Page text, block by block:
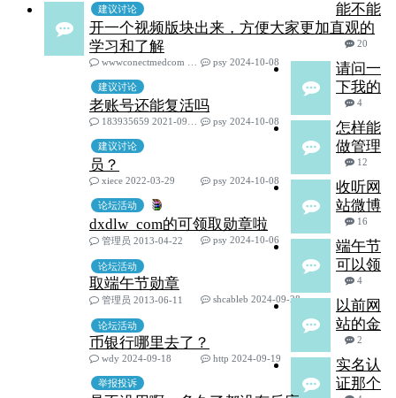
建议讨论
能不能
开一个视频版块出来，方便大家更加直观的
学习和了解
20
wwwconectmedcom 2021-11-01
psy 2024-10-08
建议讨论
请问一
下我的
老账号还能复活吗
4
183935659 2021-09-02
psy 2024-10-08
建议讨论
怎样能
做管理
员？
12
xiece 2022-03-29
psy 2024-10-08
论坛活动
收听网
站微博
dxdlw_com的可领取勋章啦
16
管理员 2013-04-22
psy 2024-10-06
论坛活动
端午节
可以领
取端午节勋章
4
管理员 2013-06-11
shcableb 2024-09-28
论坛活动
以前网
站的金
币银行哪里去了？
2
wdy 2024-09-18
http 2024-09-19
举报投诉
实名认
证那个